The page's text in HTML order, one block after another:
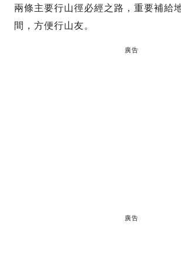
兩條主要行山徑必經之路，重要補給
間，方便行山友。
廣告
廣告